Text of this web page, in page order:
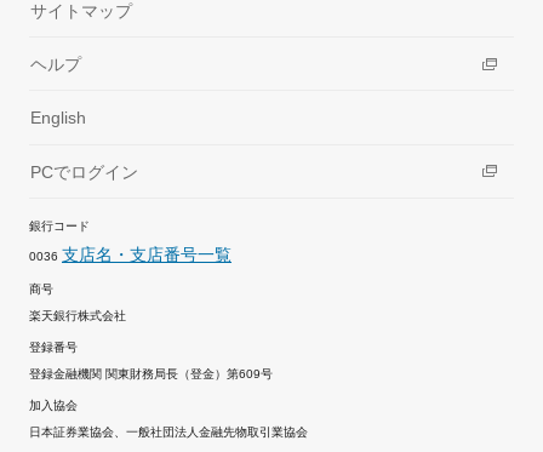
本サービス提供期間は、当社が別途お送りする「ご契約内容
延長は行いません。
05 問い合わせ
気軽にお問い合わせください。
お問い合わせフォーム：
hp?c=56&s=9350
サイトマップ
ヘルプ
English
PCでログイン
銀行コード
0036 支店名・支店番号一覧
商号
楽天銀行株式会社
登録番号
登録金融機関 関東財務局長（登金）第609号
加入協会
日本証券業協会、一般社団法人金融先物取引業協会